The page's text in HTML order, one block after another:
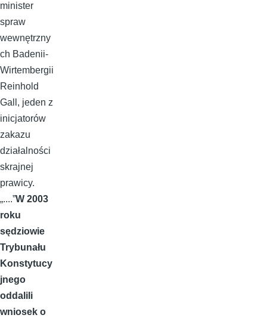
minister
spraw
wewnętrzny
ch Badenii-
Wirtembergii
Reinhold
Gall, jeden z
inicjatorów
zakazu
działalności
skrajnej
prawicy.
„....”W 2003
roku
sędziowie
Trybunału
Konstytucy
jnego
oddalili
wniosek o